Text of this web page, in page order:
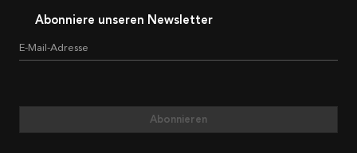
Abonniere unseren Newsletter
E-Mail-Adresse
Abonnieren